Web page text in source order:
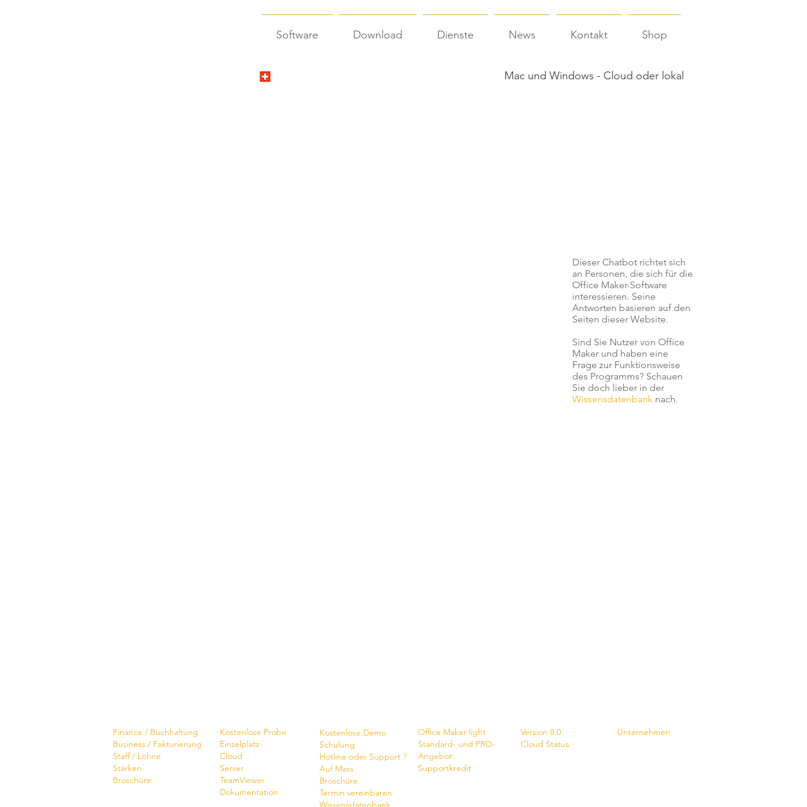
Software Download Dienste News Kontakt Shop
Mac und Windows - Cloud oder lokal
Dieser Chatbot richtet sich
an Personen, die sich für die
Office Maker-Software
interessieren. Seine
Antworten basieren auf den
Seiten dieser Website.
Sind Sie Nutzer von Office
Maker und haben eine
Frage zur Funktionsweise
des Programms? Schauen
Sie doch lieber in der
Wissensdatenbank nach.
Finance / Buchhaltung
Business / Fakturierung
Staff / Löhne
Stärken
Broschüre
Kostenlose Probe
Einzelplatz
Cloud
Server
TeamViewer
Dokumentation
Kostenlose Demo
Schulung
Hotline oder Support ?
Auf Mass
Broschüre
Termin vereinbaren
Wissensdatenbank
Office Maker light
Standard- und PRO-
Angebot
Supportkredit
Version 8.0
Cloud Status
Unternehmen